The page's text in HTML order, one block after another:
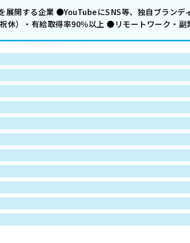
展開する企業 ●YouTubeにSNS等、独自ブラン
）・有給取得率90％以上 ●リモートワーク・副